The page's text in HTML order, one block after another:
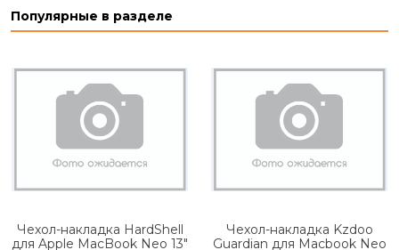
Популярные в разделе
Чехол-накладка HardShell
для Apple MacBook Neo 13"
Чехол-накладка Kzdoo
Guardian для Macbook Neo